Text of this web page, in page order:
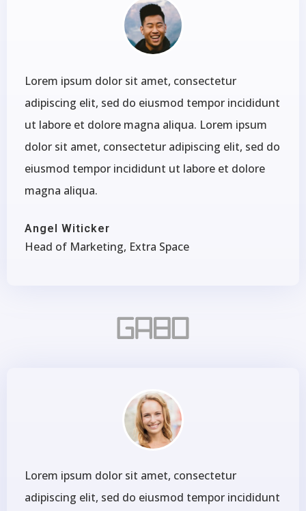
Lorem ipsum dolor sit amet, consectetur
adipiscing elit, sed do eiusmod tempor incididunt
ut labore et dolore magna aliqua. Lorem ipsum
dolor sit amet, consectetur adipiscing elit, sed do
eiusmod tempor incididunt ut labore et dolore
magna aliqua.
Angel Witicker
Head of Marketing, Extra Space
Lorem ipsum dolor sit amet, consectetur
adipiscing elit, sed do eiusmod tempor incididunt